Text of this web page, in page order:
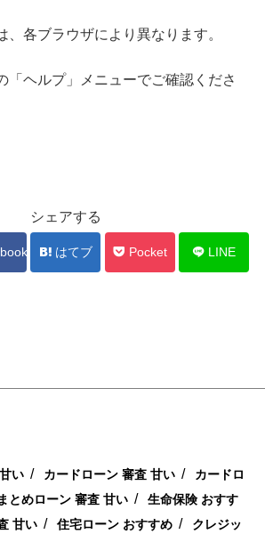
、各ブラウザにより異なります。
「ヘルプ」メニューでご確認くださ
シェアする
はてブ Pocket LINE
い / カードローン 審査 甘い /
カードロ
とめローン 審査 甘い /
生命保険 おすす
甘い / 住宅ローン おすすめ /
クレジッ